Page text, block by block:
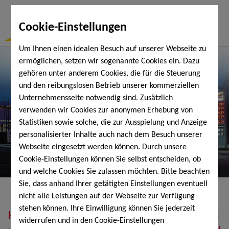
Cookie-Einstellungen
Um Ihnen einen idealen Besuch auf unserer Webseite zu
ermöglichen, setzen wir sogenannte Cookies ein. Dazu
gehören unter anderem Cookies, die für die Steuerung
und den reibungslosen Betrieb unserer kommerziellen
Unternehmensseite notwendig sind. Zusätzlich
verwenden wir Cookies zur anonymen Erhebung von
Statistiken sowie solche, die zur Ausspielung und Anzeige
personalisierter Inhalte auch nach dem Besuch unserer
Webseite eingesetzt werden können. Durch unsere
Cookie-Einstellungen können Sie selbst entscheiden, ob
und welche Cookies Sie zulassen möchten. Bitte beachten
Sie, dass anhand Ihrer getätigten Einstellungen eventuell
nicht alle Leistungen auf der Webseite zur Verfügung
stehen können. Ihre Einwilligung können Sie jederzeit
widerrufen und in den Cookie-Einstellungen
Heizöl, Diesel, Schmierstoffe, Holzpellets